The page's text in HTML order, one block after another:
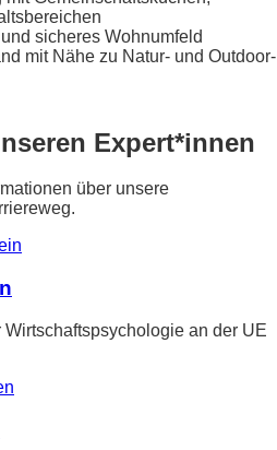
sicheres Wohnumfeld
mit Nähe zu Natur- und Outdoor-
Expert*innen
über unsere
Wirtschaftspsychologie an der UE